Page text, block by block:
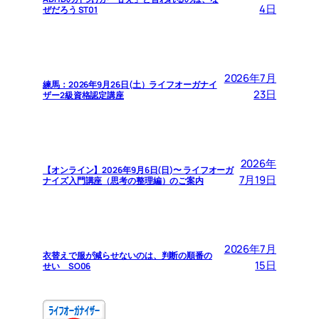
ぜだろう ST01
4日
練馬：2026年9月26日(土）ライフオーガナイ
ザー2級資格認定講座
2026年7月
23日
【オンライン】2026年9月6日(日)〜 ライフオーガ
ナイズ入門講座（思考の整理編）のご案内
2026年
7月19日
衣替えで服が減らせないのは、判断の順番の
せい SO06
2026年7月
15日